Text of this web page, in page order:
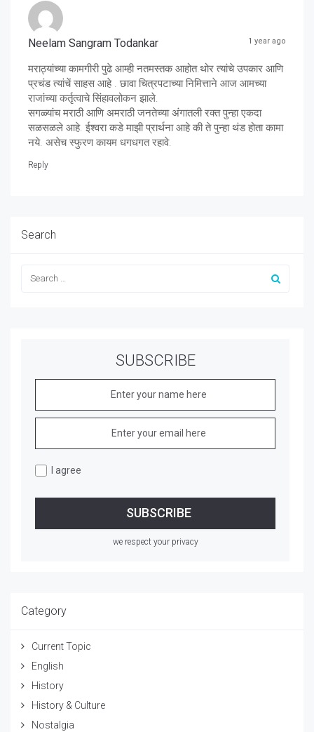
Neelam Sangram Todankar 1 year ago
मराठ्यांच्या कामगीरी पुढे आम्ही नतमस्तक आहोत.थोर त्यांचे उपकार आणि
प्रचंड त्यांचें साहस आहे . छावा चित्रपटाच्या निमित्ताने आज आमच्या
राजांच्या कर्तृत्वाचे सिंहावलोकन झाले.
सगळ्यांच मराठी आणि अमराठी जनतेच्या अंगातली रक्त पुन्हा एकदा
सळसळले आहे. ईश्वरा कडे माझी प्रार्थना आहे की ते पुन्हा थंड होता कामा
नये. असेच स्फुरण कायम धगधगत रहावे.
Reply
Search
SUBSCRIBE
I agree
we respect your privacy
Category
Current Topic
English
History
History & Culture
Nostalgia